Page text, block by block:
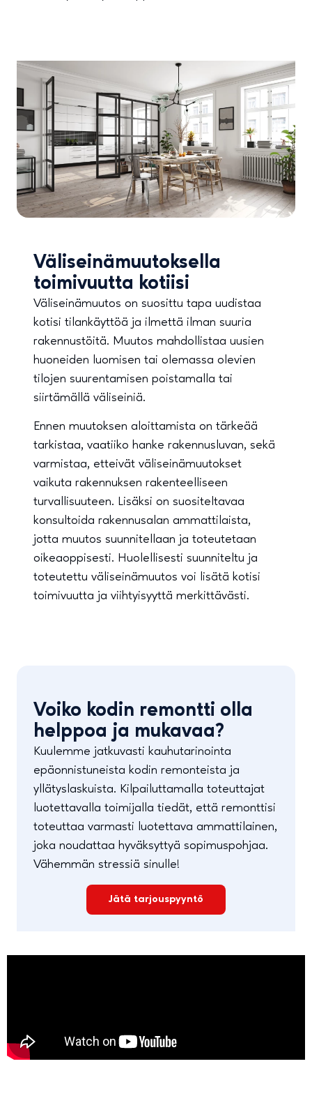
Väliseinämuutoksella
toimivuutta kotiisi
Väliseinämuutos on suosittu tapa uudistaa
kotisi tilankäyttöä ja ilmettä ilman suuria
rakennustöitä. Muutos mahdollistaa uusien
huoneiden luomisen tai olemassa olevien
tilojen suurentamisen poistamalla tai
siirtämällä väliseiniä.
Ennen muutoksen aloittamista on tärkeää
tarkistaa, vaatiiko hanke rakennusluvan, sekä
varmistaa, etteivät väliseinämuutokset
vaikuta rakennuksen rakenteelliseen
turvallisuuteen. Lisäksi on suositeltavaa
konsultoida rakennusalan ammattilaista,
jotta muutos suunnitellaan ja toteutetaan
oikeaoppisesti. Huolellisesti suunniteltu ja
toteutettu väliseinämuutos voi lisätä kotisi
toimivuutta ja viihtyisyyttä merkittävästi.
Voiko kodin remontti olla
helppoa ja mukavaa?
Kuulemme jatkuvasti kauhutarinointa
epäonnistuneista kodin remonteista ja
yllätyslaskuista. Kilpailuttamalla toteuttajat
luotettavalla toimijalla tiedät, että remonttisi
toteuttaa varmasti luotettava ammattilainen,
joka noudattaa hyväksyttyä sopimuspohjaa.
Vähemmän stressiä sinulle!
Jätä tarjouspyyntö